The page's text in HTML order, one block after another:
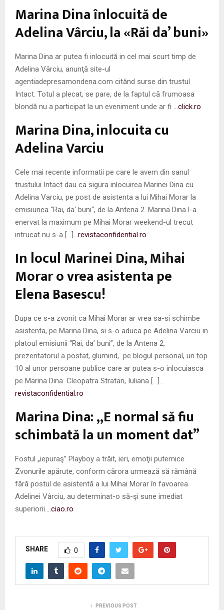
N
U
Marina Dina înlocuită de
Adelina Vârciu, la «Răi da’ buni»
Marina Dina ar putea fi inlocuită in cel mai scurt timp de
Adelina Vârciu, anunţă site-ul
agentiadepresamondena.com citând surse din trustul
Intact. Totul a plecat, se pare, de la faptul că frumoasa
blondă nu a participat la un eveniment unde ar fi
…click.ro
Marina Dina, inlocuita cu
Adelina Varciu
Cele mai recente informatii pe care le avem din sanul
trustului Intact dau ca sigura inlocuirea Marinei Dina cu
Adelina Varciu, pe post de asistenta a lui Mihai Morar la
emisiunea “Rai, da‘ buni“, de la Antena 2. Marina Dina l-a
enervat la maximum pe Mihai Morar weekend-ul trecut
intrucat nu s-a […]
…revistaconfidential.ro
In locul Marinei Dina, Mihai
Morar o vrea asistenta pe
Elena Basescu!
Dupa ce s-a zvonit ca Mihai Morar ar vrea sa-si schimbe
asistenta, pe Marina Dina, si s-o aduca pe Adelina Varciu in
platoul emisiunii “Rai, da’ buni”, de la Antena 2,
prezentatorul a postat, glumind, pe blogul personal, un top
10 al unor persoane publice care ar putea s-o inlocuiasca
pe Marina Dina. Cleopatra Stratan, Iuliana […]
revistaconfidential.ro
Marina Dina: „E normal să fiu
schimbată la un moment dat”
Fostul „iepuraş” Playboy a trăit, ieri, emoţii puternice.
Zvonurile apărute, conform cărora urmează să rămână
fără postul de asistentă a lui Mihai Morar în favoarea
Adelinei Vârciu, au determinat-o să-şi sune imediat
superiorii.
…ciao.ro
SHARE 0
PREVIOUS POST